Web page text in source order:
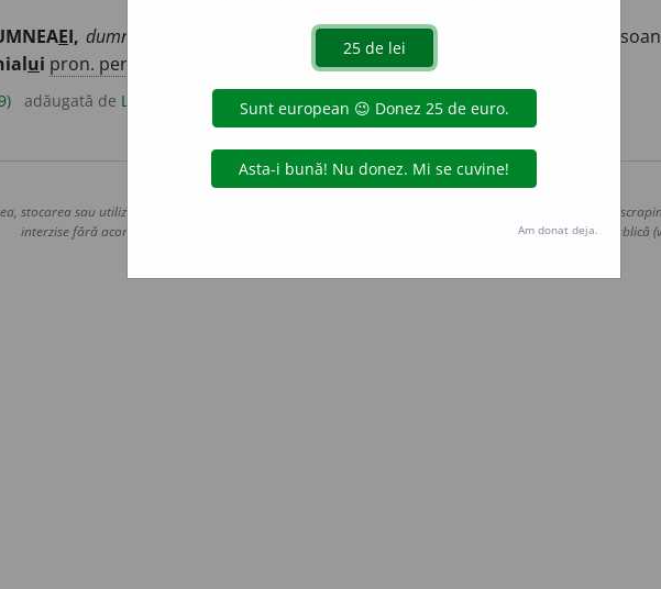
EI, dumnealor, șif.Pronume de politețe pentru
ui pron. pers. pron. pers.f.] –Domnia
adăugată de LauraGellner acțiuni
Copyright © 2004-2026 dexonline (https://dexonline.ro)
stocarea sau utilizarea datelor de pe acest site, inclusiv prin orice metode de extragere automată (web
interzise fără acordul nostru prealabil scris, cu excepția seturilor de date oferite oficial spre utilizare publică
Am donat deja.